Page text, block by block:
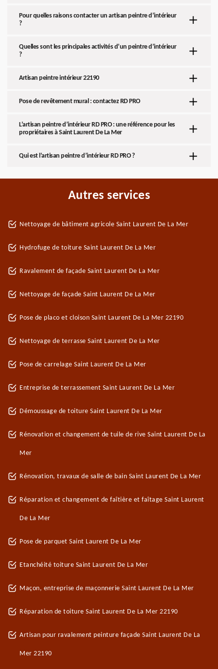
Pour quelles raisons contacter un artisan peintre d’intérieur
?
Quelles sont les principales activités d’un peintre d’intérieur
?
Artisan peintre intérieur 22190
Pose de revêtement mural : contactez RD PRO
L’artisan peintre d’intérieur RD PRO : une référence pour les
propriétaires à Saint Laurent De La Mer
Qui est l’artisan peintre d’intérieur RD PRO ?
Autres services
Nettoyage de bâtiment agricole Saint Laurent De La Mer
Hydrofuge de toiture Saint Laurent De La Mer
Ravalement de façade Saint Laurent De La Mer
Nettoyage de façade Saint Laurent De La Mer
Pose de placo et cloison Saint Laurent De La Mer 22190
Nettoyage de terrasse Saint Laurent De La Mer
Pose de carrelage Saint Laurent De La Mer
Entreprise de terrassement Saint Laurent De La Mer
Démoussage de toiture Saint Laurent De La Mer
Rénovation et changement de tuile de rive Saint Laurent De La
Mer
Rénovation, travaux de salle de bain Saint Laurent De La Mer
Réparation et changement de faîtière et faîtage Saint Laurent
De La Mer
Pose de parquet Saint Laurent De La Mer
Etanchéité toiture Saint Laurent De La Mer
Maçon, entreprise de maçonnerie Saint Laurent De La Mer
Réparation de toiture Saint Laurent De La Mer 22190
Artisan pour ravalement peinture façade Saint Laurent De La
Mer 22190